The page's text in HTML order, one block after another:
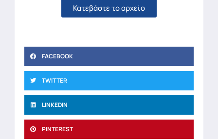
Κατεβάστε το αρχείο
FACEBOOK
TWITTER
LINKEDIN
PINTEREST